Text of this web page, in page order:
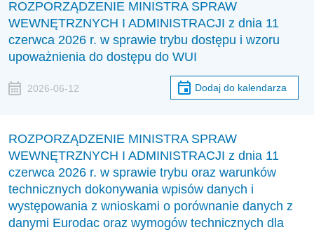
ROZPORZĄDZENIE MINISTRA SPRAW
WEWNĘTRZNYCH I ADMINISTRACJI z dnia 11
czerwca 2026 r. w sprawie trybu dostępu i wzoru
upoważnienia do dostępu do WUI
2026-06-12 Dodaj do kalendarza
ROZPORZĄDZENIE MINISTRA SPRAW
WEWNĘTRZNYCH I ADMINISTRACJI z dnia 11
czerwca 2026 r. w sprawie trybu oraz warunków
technicznych dokonywania wpisów danych i
występowania z wnioskami o porównanie danych z
danymi Eurodac oraz wymogów technicznych dla